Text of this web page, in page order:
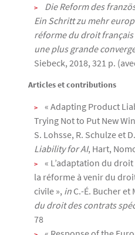
Die Reform des
Ein Schritt zu mehr
réforme du droit français
une plus grande
Siebeck, 2018, 321 p.
Articles et contributions
« Adapting Product
Trying Not to Put New
S. Lohsse, R. Schulze et
Liability for AI, Hart,
« L’adaptation du
la réforme à venir du
civile », in C.-É. Bucher et
du droit des contrats
78